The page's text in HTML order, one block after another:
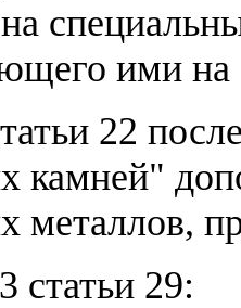
ими
22
камней"
металлов,
статьи 29: